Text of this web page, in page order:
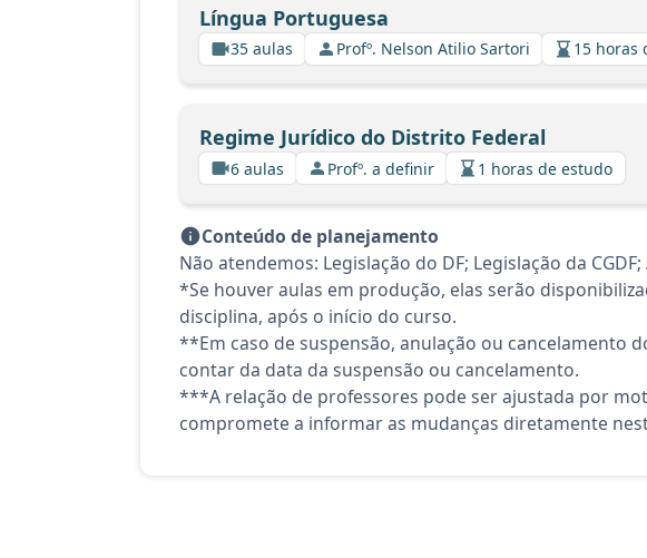
Língua Portuguesa
35 aulas Profº. Nelson Atilio Sartori 15 horas
Regime Jurídico do Distrito Federal
6 aulas Profº. a definir 1 horas de estudo
Conteúdo de planejamento
Não atendemos: Legislação do DF; Legislação da
*Se houver aulas em produção, elas serão
disciplina, após o início do curso.
**Em caso de suspensão, anulação ou cancelamento
contar da data da suspensão ou cancelamento.
***A relação de professores pode ser ajustada por
compromete a informar as mudanças diretamente